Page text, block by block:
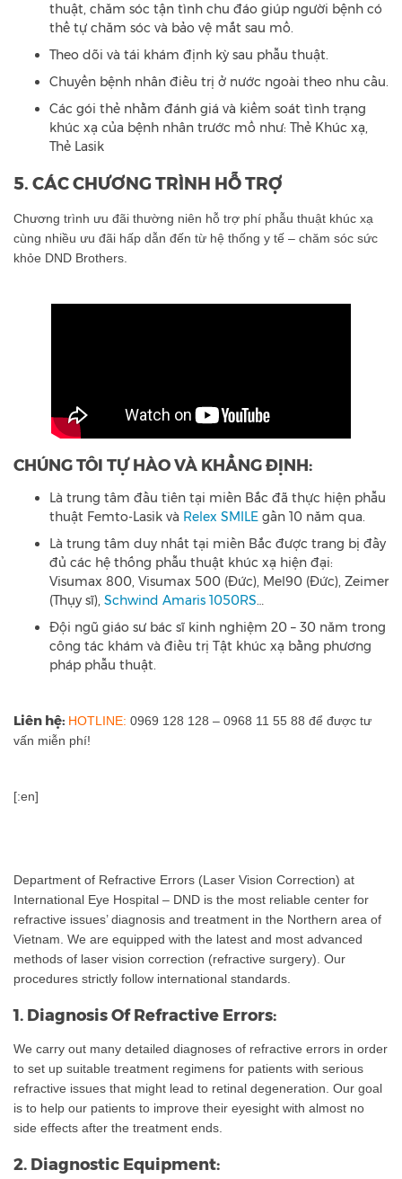
thuật, chăm sóc tận tình chu đáo giúp người bệnh có
thể tự chăm sóc và bảo vệ mắt sau mổ.
Theo dõi và tái khám định kỳ sau phẫu thuật.
Chuyển bệnh nhân điều trị ở nước ngoài theo nhu cầu.
Các gói thẻ nhằm đánh giá và kiểm soát tình trạng
khúc xạ của bệnh nhân trước mổ như: Thẻ Khúc xạ,
Thẻ Lasik
5. CÁC CHƯƠNG TRÌNH HỖ TRỢ
Chương trình ưu đãi thường niên hỗ trợ phí phẫu thuật khúc xạ
cùng nhiều ưu đãi hấp dẫn đến từ hệ thống y tế – chăm sóc sức
khỏe DND Brothers.
CHÚNG TÔI TỰ HÀO VÀ KHẲNG ĐỊNH:
Là trung tâm đầu tiên tại miền Bắc đã thực hiện phẫu
thuật Femto-Lasik và Relex SMILE gần 10 năm qua.
Là trung tâm duy nhất tại miền Bắc được trang bị đầy
đủ các hệ thống phẫu thuật khúc xạ hiện đại:
Visumax 800, Visumax 500 (Đức), Mel90 (Đức), Zeimer
(Thụy sĩ), Schwind Amaris 1050RS…
Đội ngũ giáo sư bác sĩ kinh nghiệm 20 – 30 năm trong
công tác khám và điều trị Tật khúc xạ bằng phương
pháp phẫu thuật.
Liên hệ: HOTLINE: 0969 128 128 – 0968 11 55 88 để được tư
vấn miễn phí!
[:en]
Department of Refractive Errors (Laser Vision Correction) at
International Eye Hospital – DND is the most reliable center for
refractive issues’ diagnosis and treatment in the Northern area of
Vietnam. We are equipped with the latest and most advanced
methods of laser vision correction (refractive surgery). Our
procedures strictly follow international standards.
1. Diagnosis Of Refractive Errors:
We carry out many detailed diagnoses of refractive errors in order
to set up suitable treatment regimens for patients with serious
refractive issues that might lead to retinal degeneration. Our goal
is to help our patients to improve their eyesight with almost no
side effects after the treatment ends.
2. Diagnostic Equipment: